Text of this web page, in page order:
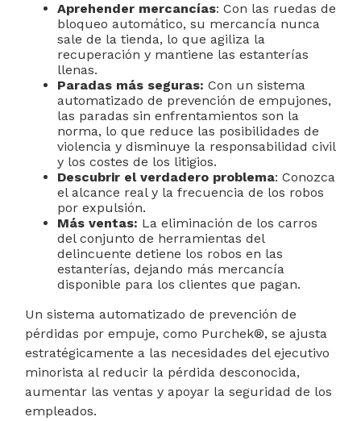
Aprehender mercancías: Con las ruedas de
bloqueo automático, su mercancía nunca
sale de la tienda, lo que agiliza la
recuperación y mantiene las estanterías
llenas.
Paradas más seguras: Con un sistema
automatizado de prevención de empujones,
las paradas sin enfrentamientos son la
norma, lo que reduce las posibilidades de
violencia y disminuye la responsabilidad civil
y los costes de los litigios.
Descubrir el verdadero problema: Conozca
el alcance real y la frecuencia de los robos
por expulsión.
Más ventas: La eliminación de los carros
del conjunto de herramientas del
delincuente detiene los robos en las
estanterías, dejando más mercancía
disponible para los clientes que pagan.
Un sistema automatizado de prevención de
pérdidas por empuje, como Purchek®, se ajusta
estratégicamente a las necesidades del ejecutivo
minorista al reducir la pérdida desconocida,
aumentar las ventas y apoyar la seguridad de los
empleados.